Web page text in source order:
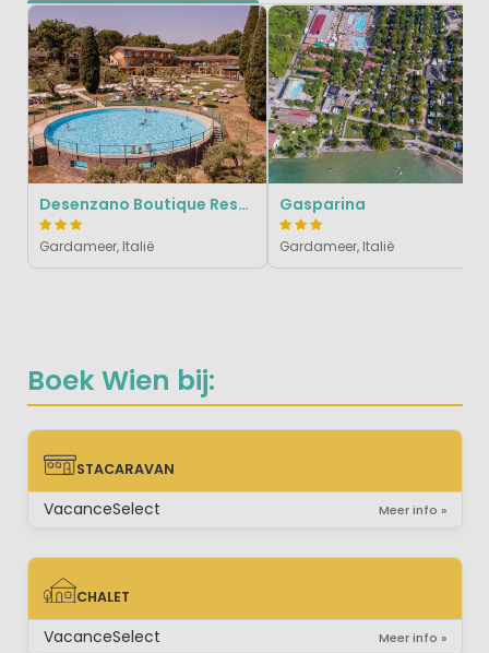
Boek Wien bij:
STACARAVAN
STACARAVAN
VacanceSelect Meer info »
CHALET
CHALET
VacanceSelect Meer info »
Desenzano Boutique Resort
Gardameer, Italië
Gasparina
Gardameer, Italië